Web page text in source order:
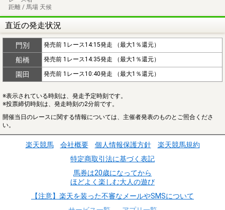
距離 / 馬場 天候
直近の発走状況
門別 発売前 1レース14:15発走 （最大1％還元）
船橋 発売前 1レース14:35発走 （最大1％還元）
園田 発売前 1レース10:40発走 （最大1％還元）
※表示されている時刻は、発走予定時刻です。
※投票締切時刻は、発走時刻の2分前です。
開催当日のレースに関する情報については、主催者発表のものとご照合くださ
い。
楽天競馬 会社概要 個人情報保護方針
楽天競馬規約
特定商取引法に基づく表記
馬券は20歳になってから
ほどよく楽しむ大人の遊び
【注意】楽天を装った不審なメールやSMSについて